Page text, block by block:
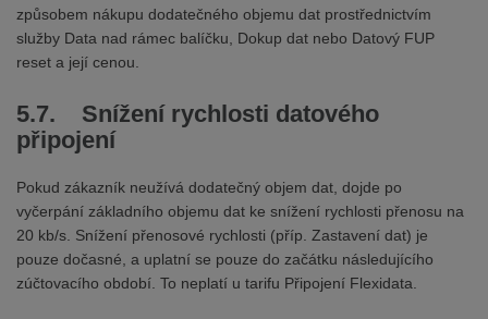
způsobem nákupu dodatečného objemu dat prostřednictvím
služby Data nad rámec balíčku, Dokup dat nebo Datový FUP
reset a její cenou.
5.7. Snížení rychlosti datového
připojení
Pokud zákazník neužívá dodatečný objem dat, dojde po
vyčerpání základního objemu dat ke snížení rychlosti přenosu na
20 kb/s. Snížení přenosové rychlosti (příp. Zastavení dat) je
pouze dočasné, a uplatní se pouze do začátku následujícího
zúčtovacího období. To neplatí u tarifu Připojení Flexidata.